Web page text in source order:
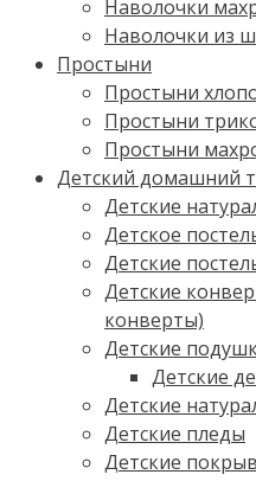
Наволочки
Наволочки из
Простыни
Простыни
Простыни
Простыни
Детский домашний
Детские
Детское
Детские
Детские
конверты)
Детские
Детские
Детские
Детские пледы
Детские